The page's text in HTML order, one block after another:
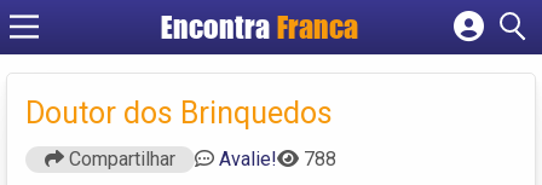
Encontra Franca
Cadastrar empresa
Criar conta
Doutor dos Brinquedos
Compartilhar Avalie! 788